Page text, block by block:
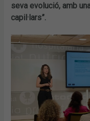
seva evolució, amb
capil·lars”.